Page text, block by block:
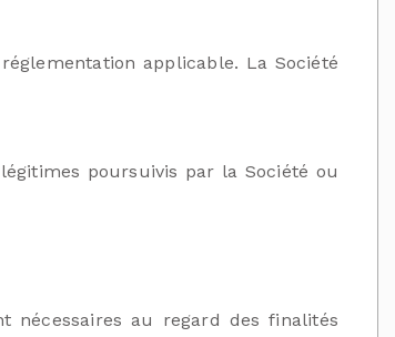
applicable. La Société
poursuivis par la Société ou
nécessaires au regard des finalités